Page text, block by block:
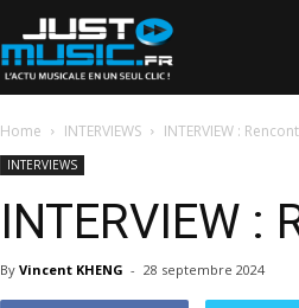
Home INTERVIEWS INTERVIEW :
INTERVIEWS
INTERVIEW :
By Vincent KHENG - 28 septembre 2024